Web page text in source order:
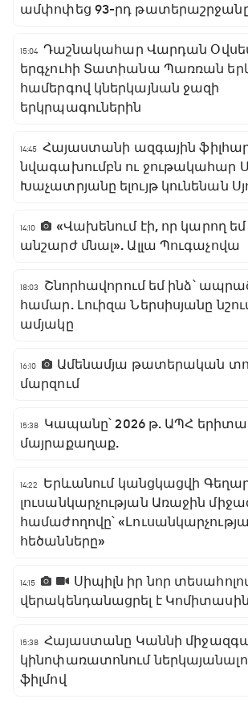
ամփոփեց 93-րդ
15:04 Դաշնակահար Վարդան
երգչուհի Տատիանա Պառռան
համերգով կներկայնան ջազի
երկրպագուներին
14:45 Հայաստանի ազգային
նվագախումբն ու ջութակահար
Խաչատրյանը ելույթ կունենան
14:10
«Վախենում էի, որ կարող
անշարժ մնալ». Ալլա Պուգաչովա
18:03
Շնորհավորում եմ ինձ՝
համար. Լուիզա Ներսիսյանը
ամյակը
16:10
Ամենամյա թատերական
մարզում
15:38
Կապանը՝ 2026 թ. ԱՊՀ
մայրաքաղաք.
14:22
Երևանում կանցկացվի
լուսանկարչության Առաջին
համաժողովը՝
հեծանները»
14:15
Սիպիլն իր նոր
վերակենդանացրել է Կոմիտասին
15:38 Հայաստանը Կաննի
կինոփառատոնում
ֆիլմով